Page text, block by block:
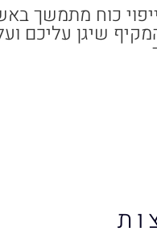
ייפוי כוח מתמשך
שיגן עליכם